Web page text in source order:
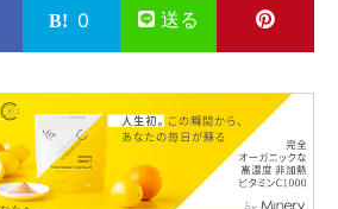
0 送る